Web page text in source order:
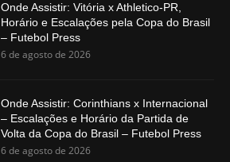
Onde Assistir: Vitória x Athletico-PR,
Horário e Escalações pela Copa do Brasil
– Futebol Press
6 de agosto de 2026
Onde Assistir: Corinthians x Internacional
– Escalações e Horário da Partida de
Volta da Copa do Brasil – Futebol Press
6 de agosto de 2026